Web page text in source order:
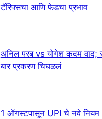
टॅरिफ्सचा आणि फेडचा प्रभाव
अनिल परब vs योगेश कदम वाद;
बार प्रकरण चिघळलं
1 ऑगस्टपासून UPI चे नवे नियम